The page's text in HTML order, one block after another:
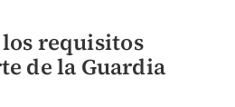
los requisitos
de la Guardia